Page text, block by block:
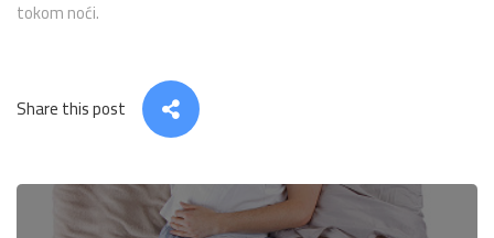
tokom noći.
Share this post